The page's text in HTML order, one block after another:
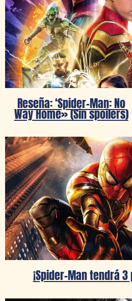
Reseña: ‘Spider-Man: No
Way Home» (Sin spoilers)
¡Spider-Man tendrá